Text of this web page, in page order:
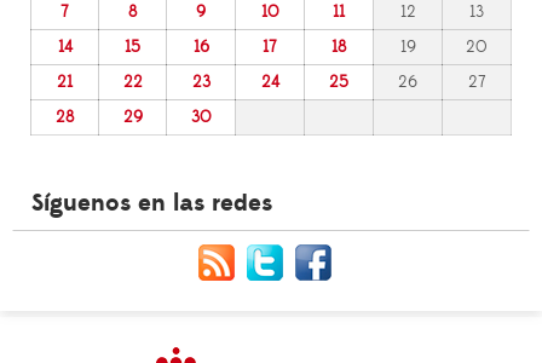
7
8 9 10 11 12
13
14
15 16 17 18 19
20
21
22 23 24 25 26
27
28
29 30
Síguenos en las redes